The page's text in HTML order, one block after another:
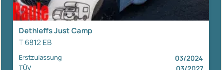
Dethleffs Just Camp
T 6812 EB
Erstzulassung 03/2024
TÜV 03/2027